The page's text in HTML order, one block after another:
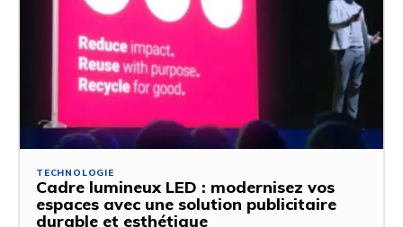
TECHNOLOGIE
Cadre lumineux LED : modernisez vos
espaces avec une solution publicitaire
durable et esthétique